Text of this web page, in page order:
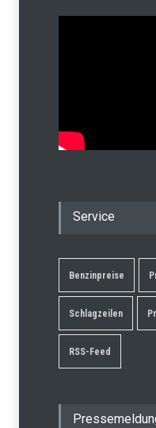
Service
Benzinpreise
Schlagzeilen
RSS-Feed